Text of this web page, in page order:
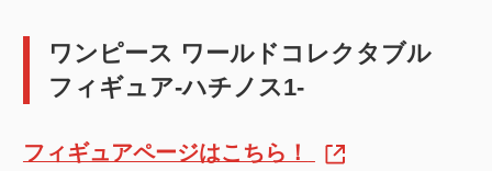
ワンピース ワールドコレクタブル
フィギュア-ハチノス1-
フィギュアページはこちら！